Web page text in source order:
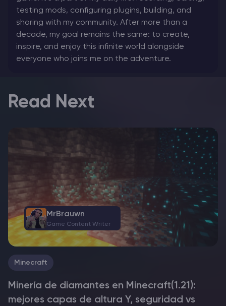
testing mods, configuring plugins, building, and
sharing with my community. After more than a
decade, my goal remains the same: to create,
inspire, and enjoy this infinite world alongside
everyone who joins me on the adventure.
Read Next
Minecraft
Minería de diamantes en Minecraft(1.21):
mejores capas de altura Y, seguridad vs
MrBrauwn
Game Content Writer